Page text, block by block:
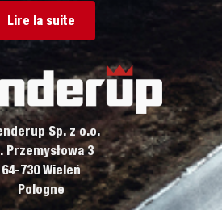
Lire la suite
Sp. z o.o.
Przemysłowa 3
64-730 Wieleń
Pologne